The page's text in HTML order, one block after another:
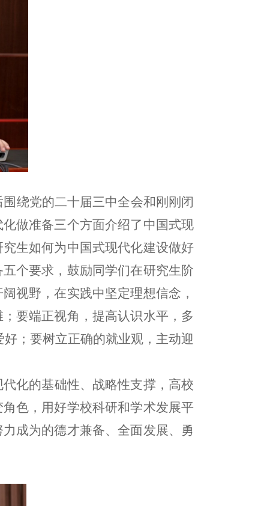
绕党的二十届三中全会和刚刚闭
做准备三个方面介绍了中国式现
生如何为中国式现代化建设做好
个要求，鼓励同学们在研究生阶
视野，在实践中坚定理想信念，
要端正视角，提高认识水平，多
；要树立正确的就业观，主动迎
化的基础性、战略性支撑，高校
色，用好学校科研和学术发展平
成为的德才兼备、全面发展、勇